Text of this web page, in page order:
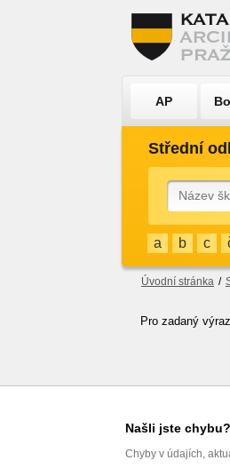
AP
Střední
a b c
Úvodní stránka /
Pro zadaný
Našli jste
Chyby v údajích,